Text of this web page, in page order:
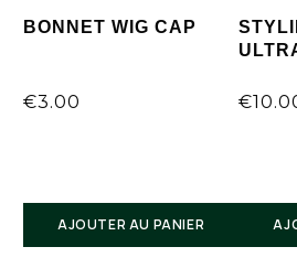
BONNET WIG CAP
€3.00
AJOUTER AU PANIER
€